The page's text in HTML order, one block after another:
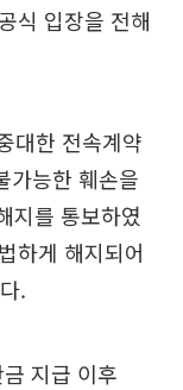
식 입장을 전해
대한 전속계약
가능한 훼손을
지를 통보하였
하게 해지되어
.
지급 이후